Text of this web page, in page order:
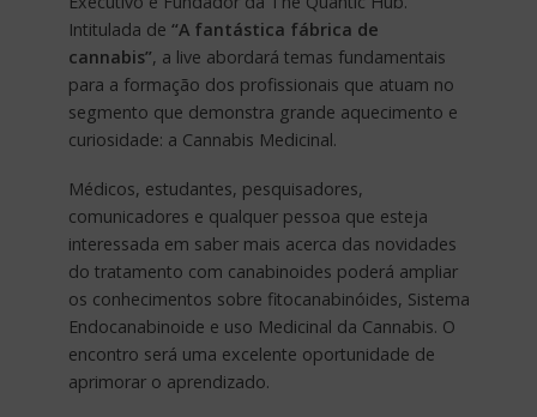
Intitulada de “A fantástica fábrica de
cannabis”, a live abordará temas fundamentais
para a formação dos profissionais que atuam no
segmento que demonstra grande aquecimento e
curiosidade: a Cannabis Medicinal.
Médicos, estudantes, pesquisadores,
comunicadores e qualquer pessoa que esteja
interessada em saber mais acerca das novidades
do tratamento com canabinoides poderá ampliar
os conhecimentos sobre fitocanabinóides, Sistema
Endocanabinoide e uso Medicinal da Cannabis. O
encontro será uma excelente oportunidade de
aprimorar o aprendizado.